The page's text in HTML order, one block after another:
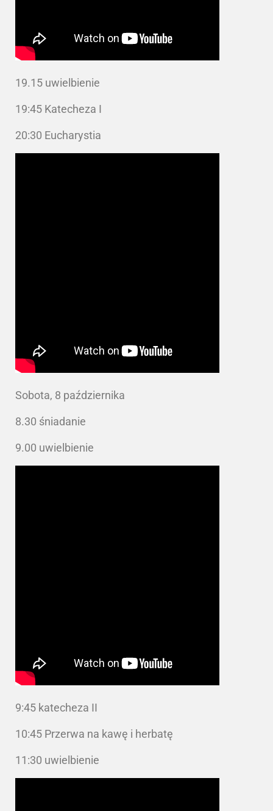
19.15 uwielbienie
19:45 Katecheza I
20:30 Eucharystia
Sobota, 8 października
8.30 śniadanie
9.00 uwielbienie
9:45 katecheza II
10:45 Przerwa na kawę i herbatę
11:30 uwielbienie